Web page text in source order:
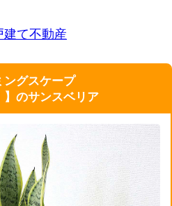
建て不動産
ングスケープ
】のサンスベリア